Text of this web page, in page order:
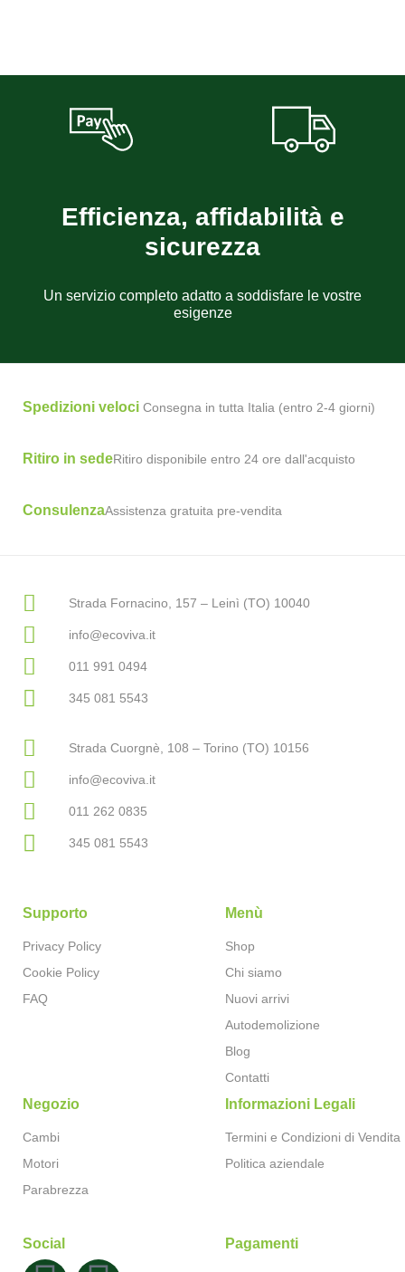
Efficienza, affidabilità e
sicurezza
Un servizio completo adatto a soddisfare le vostre
esigenze
Spedizioni veloci Consegna in tutta Italia (entro 2-4 giorni)
Ritiro in sedeRitiro disponibile entro 24 ore dall'acquisto
ConsulenzaAssistenza gratuita pre-vendita
Strada Fornacino, 157 – Leinì (TO) 10040
info@ecoviva.it
011 991 0494
345 081 5543
Strada Cuorgnè, 108 – Torino (TO) 10156
info@ecoviva.it
011 262 0835
345 081 5543
Supporto
Privacy Policy
Cookie Policy
FAQ
Menù
Shop
Chi siamo
Nuovi arrivi
Autodemolizione
Blog
Contatti
Negozio
Cambi
Motori
Parabrezza
Informazioni Legali
Termini e Condizioni di Vendita
Politica aziendale
Social Pagamenti